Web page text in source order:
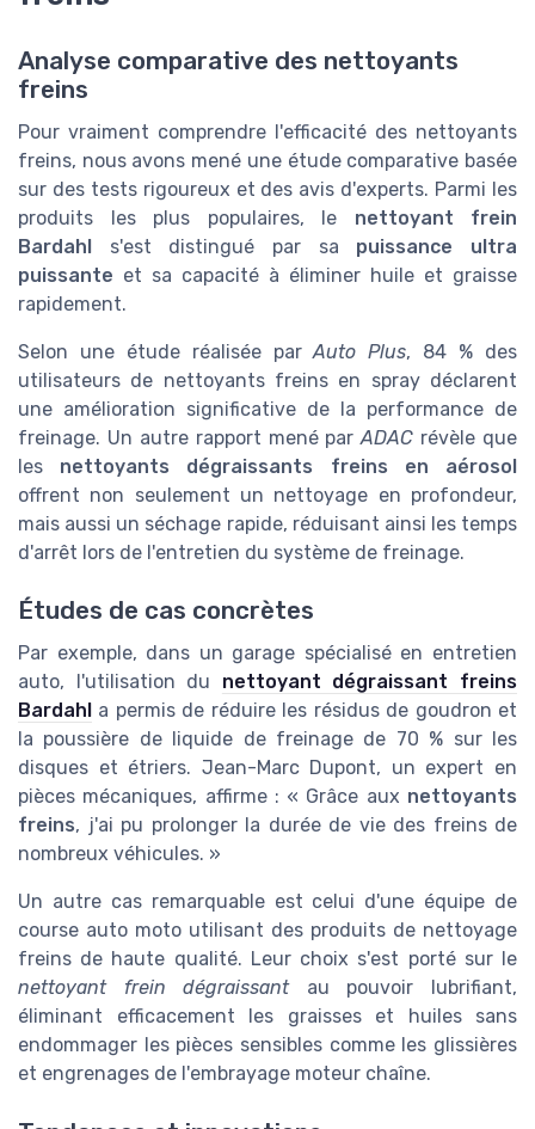
Analyse comparative des nettoyants
freins
Pour vraiment comprendre l'efficacité des nettoyants
freins, nous avons mené une étude comparative basée
sur des tests rigoureux et des avis d'experts. Parmi les
produits les plus populaires, le nettoyant frein
Bardahl s'est distingué par sa puissance ultra
puissante et sa capacité à éliminer huile et graisse
rapidement.
Selon une étude réalisée parAuto Plus, 84 % des
utilisateurs de nettoyants freins en spray déclarent
une amélioration significative de la performance de
freinage. Un autre rapport mené parADAC révèle que
les nettoyants dégraissants freins en aérosol
offrent non seulement un nettoyage en profondeur,
mais aussi un séchage rapide, réduisant ainsi les temps
d'arrêt lors de l'entretien du système de freinage.
Études de cas concrètes
Par exemple, dans un garage spécialisé en entretien
auto, l'utilisation du nettoyant dégraissant freins
Bardahl a permis de réduire les résidus de goudron et
la poussière de liquide de freinage de 70 % sur les
disques et étriers. Jean-Marc Dupont, un expert en
pièces mécaniques, affirme : « Grâce aux nettoyants
freins, j'ai pu prolonger la durée de vie des freins de
nombreux véhicules. »
Un autre cas remarquable est celui d'une équipe de
course auto moto utilisant des produits de nettoyage
freins de haute qualité. Leur choix s'est porté sur le
nettoyant frein dégraissantau pouvoir lubrifiant,
éliminant efficacement les graisses et huiles sans
endommager les pièces sensibles comme les glissières
et engrenages de l'embrayage moteur chaîne.